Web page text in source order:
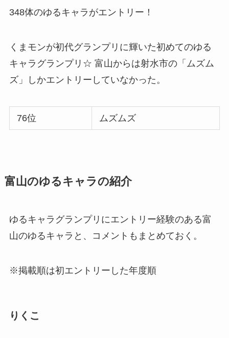
348体のゆるキャラがエントリー！
くまモンが初代グランプリに輝いた初めてのゆる
キャラグランプリ☆ 富山からは射水市の「ムズム
ズ」しかエントリーしていなかった。
76位 ムズムズ
富山のゆるキャラの紹介
ゆるキャラグランプリにエントリー経験のある富
山のゆるキャラと、コメントもまとめておく。
※掲載順は初エントリーした年度順
りくこ